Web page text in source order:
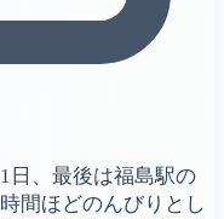
日、最後は福島駅の
間ほどのんびりとし